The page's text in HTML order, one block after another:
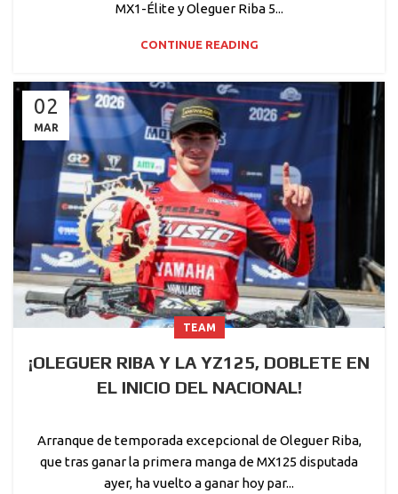
MX1-Élite y Oleguer Riba 5...
CONTINUE READING
02
MAR
TEAM
¡OLEGUER RIBA Y LA YZ125, DOBLETE EN
EL INICIO DEL NACIONAL!
Arranque de temporada excepcional de Oleguer Riba,
que tras ganar la primera manga de MX125 disputada
ayer, ha vuelto a ganar hoy par...